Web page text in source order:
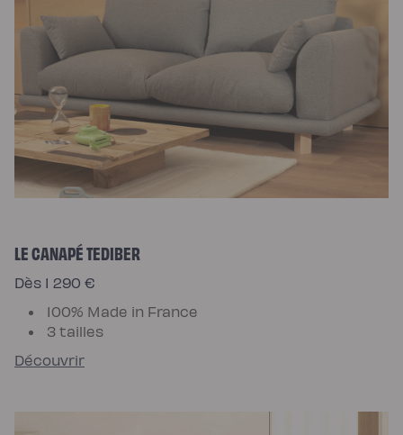
LE CANAPÉ TEDIBER
Dès 1 290 €
100% Made in France
3 tailles
Découvrir